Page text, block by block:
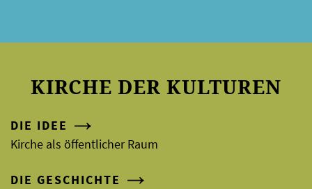
KIRCHE DER KULTUREN
DIE IDEE
Kirche als öffentlicher Raum
DIE GESCHICHTE